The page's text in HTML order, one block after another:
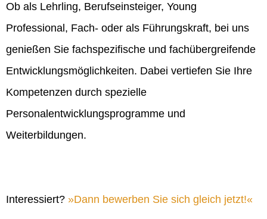
Ob als Lehrling, Berufseinsteiger, Young
Professional, Fach- oder als Führungskraft, bei uns
genießen Sie fachspezifische und fachübergreifende
Entwicklungsmöglichkeiten. Dabei vertiefen Sie Ihre
Kompetenzen durch spezielle
Personalentwicklungsprogramme und
Weiterbildungen.
Interessiert? Dann bewerben Sie sich gleich jetzt!